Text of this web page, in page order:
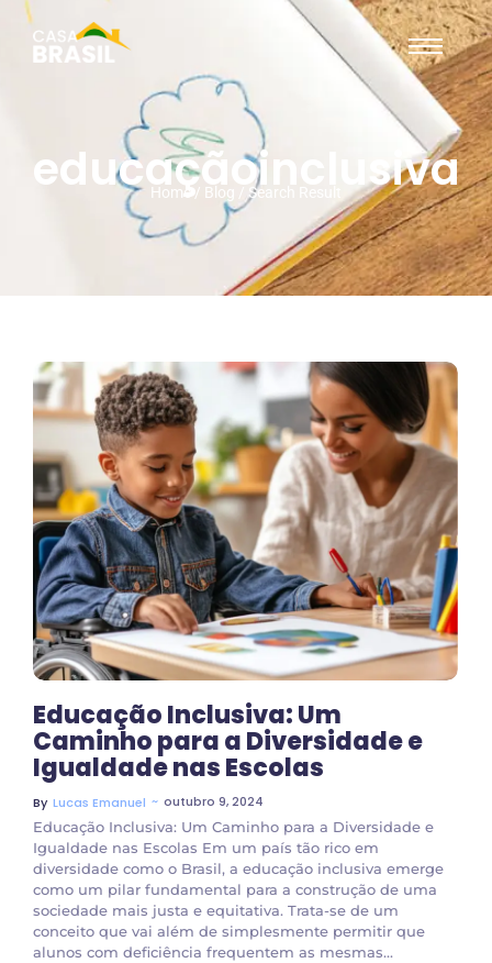
educaçãoinclusiva
Home / Blog / Search Result
No Comments
Educação Inclusiva: Um
Caminho para a Diversidade e
Igualdade nas Escolas
By Lucas Emanuel ~ outubro 9, 2024
Educação Inclusiva: Um Caminho para a Diversidade e
Igualdade nas Escolas Em um país tão rico em
diversidade como o Brasil, a educação inclusiva emerge
como um pilar fundamental para a construção de uma
sociedade mais justa e equitativa. Trata-se de um
conceito que vai além de simplesmente permitir que
alunos com deficiência frequentem as mesmas...